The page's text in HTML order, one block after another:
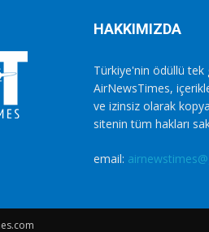
HAKKIMIZDA
Türkiye'nin ödüllü tek
AirNewsTimes,
ve izinsiz olarak
sitenin tüm hakları
email: